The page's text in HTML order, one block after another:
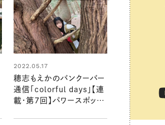
2022.05.17
穂志もえかのバンクーバー
通信「colorful days」【連
載・第7回】パワースポット